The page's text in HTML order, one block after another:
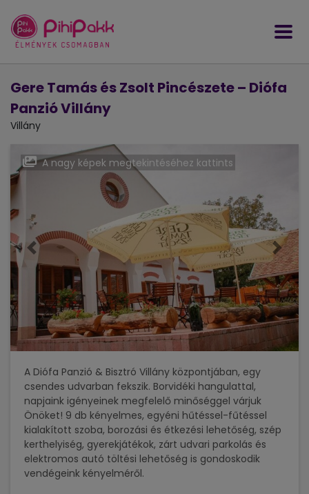
Gere Tamás és Zsolt Pincészete – Diófa
Panzió Villány
Villány
A nagy képek megtekintéséhez kattints
Előző
A Diófa Panzió & Bisztró Villány központjában, egy
csendes udvarban fekszik. Borvidéki hangulattal,
napjaink igényeinek megfelelő minőséggel várjuk
Önöket! 9 db kényelmes, egyéni hűtéssel-fűtéssel
kialakított szoba, borozási és étkezési lehetőség, szép
kerthelyiség, gyerekjátékok, zárt udvari parkolás és
elektromos autó töltési lehetőség is gondoskodik
vendégeink kényelméről.